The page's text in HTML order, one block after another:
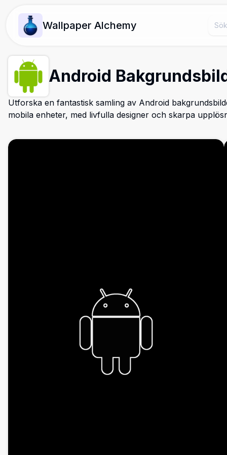
Wallpaper Alchemy
Android
Utforska en fantastisk samling av Android
mobila enheter, med livfulla designer och skarpa